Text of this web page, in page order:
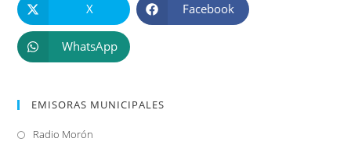
X Facebook
WhatsApp
EMISORAS MUNICIPALES
Radio Morón